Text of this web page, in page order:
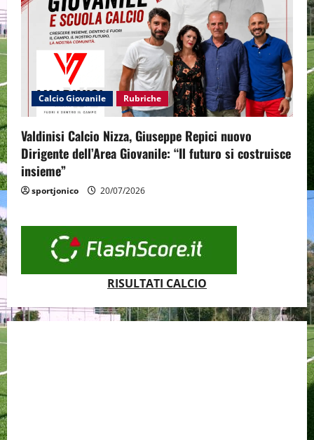
Calcio Giovanile Rubriche
Valdinisi Calcio Nizza, Giuseppe Repici nuovo
Dirigente dell’Area Giovanile: “Il futuro si costruisce
insieme”
sportjonico 20/07/2026
RISULTATI CALCIO